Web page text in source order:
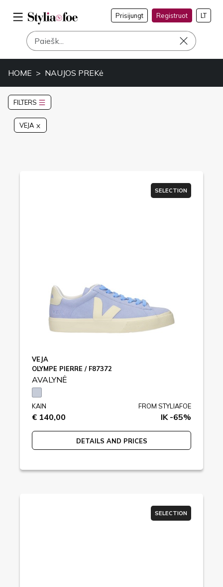
Prisijungt Registruot LT
HOME NAUJOS PREKė
FILTERS
VEJA
SELECTION
VEJA
OLYMPE PIERRE / F87372
AVALYNĖ
KAIN
€ 140,00
FROM STYLIAFOE
IK -65%
DETAILS AND PRICES
SELECTION